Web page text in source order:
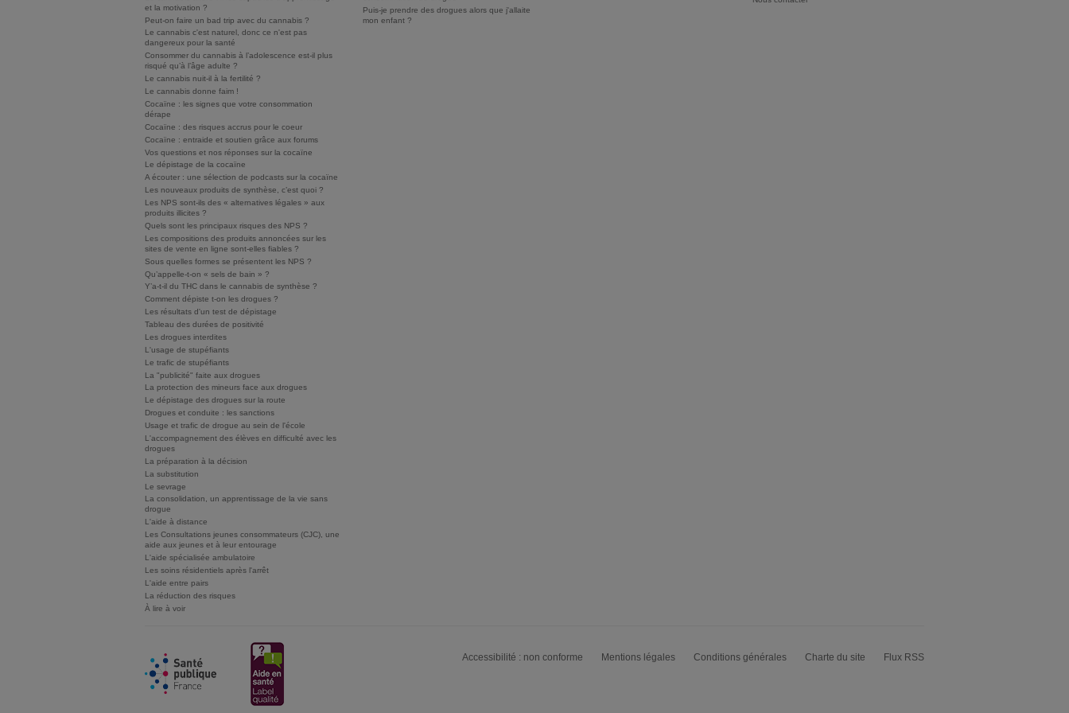
et la motivation ?
Peut-on faire un bad trip avec du cannabis ?
Le cannabis c'est naturel, donc ce n'est pas
dangereux pour la santé
Consommer du cannabis à l’adolescence est-il plus
risqué qu’à l’âge adulte ?
Le cannabis nuit-il à la fertilité ?
Le cannabis donne faim !
Cocaïne : les signes que votre consommation
dérape
Cocaïne : des risques accrus pour le coeur
Cocaïne : entraide et soutien grâce aux forums
Vos questions et nos réponses sur la cocaïne
Le dépistage de la cocaïne
A écouter : une sélection de podcasts sur la cocaïne
Les nouveaux produits de synthèse, c’est quoi ?
Les NPS sont-ils des « alternatives légales » aux
produits illicites ?
Quels sont les principaux risques des NPS ?
Les compositions des produits annoncées sur les
sites de vente en ligne sont-elles fiables ?
Sous quelles formes se présentent les NPS ?
Qu’appelle-t-on « sels de bain » ?
Y’a-t-il du THC dans le cannabis de synthèse ?
Comment dépiste t-on les drogues ?
Les résultats d'un test de dépistage
Tableau des durées de positivité
Les drogues interdites
L'usage de stupéfiants
Le trafic de stupéfiants
La "publicité" faite aux drogues
La protection des mineurs face aux drogues
Le dépistage des drogues sur la route
Drogues et conduite : les sanctions
Usage et trafic de drogue au sein de l'école
L'accompagnement des élèves en difficulté avec les
drogues
La préparation à la décision
La substitution
Le sevrage
La consolidation, un apprentissage de la vie sans
drogue
L'aide à distance
Les Consultations jeunes consommateurs (CJC), une
aide aux jeunes et à leur entourage
L'aide spécialisée ambulatoire
Les soins résidentiels après l'arrêt
L'aide entre pairs
La réduction des risques
À lire à voir
Puis-je prendre des drogues alors que j'allaite
mon enfant ?
Accessibilité : non conforme Mentions légales Conditions générales Charte du site Flux RSS